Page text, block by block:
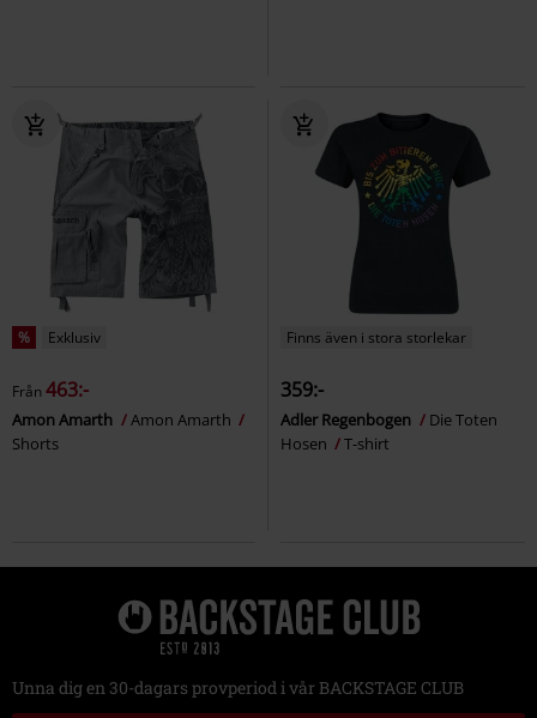
% Exklusiv
Från463:-
Amon Amarth
Amon Amarth
Shorts
Finns även i stora storlekar
359:-
Adler Regenbogen
Die Toten
Hosen
T-shirt
Unna dig en 30-dagars provperiod i vår BACKSTAGE CLUB